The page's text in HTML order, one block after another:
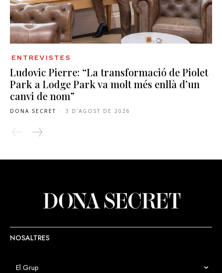
ENTREVISTES
Ludovic Pierre: “La transformació de Piolet
Park a Lodge Park va molt més enllà d’un
canvi de nom”
DONA SECRET - 3 D'AGOST DE 2026
NOSALTRES
El Grup